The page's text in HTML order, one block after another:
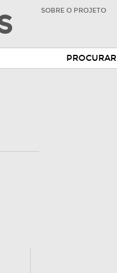
SOBRE O PROJETO
PROCURAR